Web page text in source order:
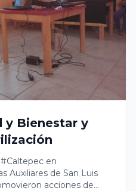
y Bienestar y
en
Auxiliares de San Luis
acciones de